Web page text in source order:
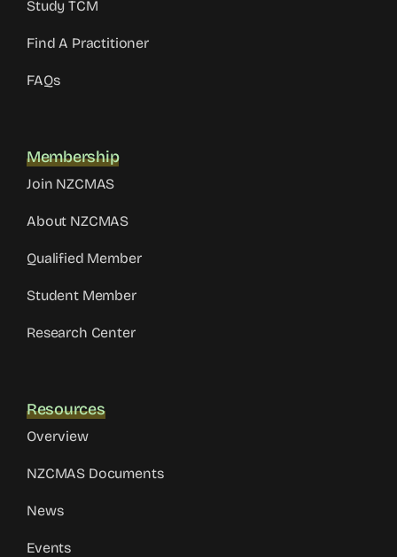
Study TCM
Find A Practitioner
FAQs
Membership
Join NZCMAS
About NZCMAS
Qualified Member
Student Member
Research Center
Resources
Overview
NZCMAS Documents
News
Events